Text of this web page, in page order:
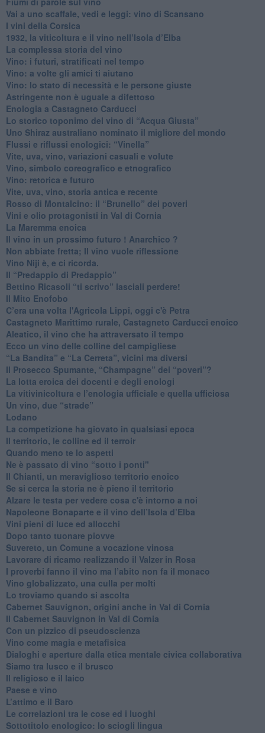
​Vai a uno scaffale, vedi e leggi: vino di Scansano
​I vini della Corsica
​1932, la viticoltura e il vino nell’Isola d’Elba
​La complessa storia del vino
​Vino: i futuri, stratificati nel tempo
Vino: a volte gli amici ti aiutano
Vino: lo stato di necessità e le persone giuste
​Astringente non è uguale a difettoso
Enologia a Castagneto Carducci
Lo storico toponimo del vino di “Acqua Giusta”
Uno Shiraz australiano nominato il migliore del mondo
​Flussi e riflussi enologici: “Vinella”
Vite, uva, vino, variazioni casuali e volute
Vino, simbolo coreografico e etnografico
​Vino: retorica e futuro
​Vite, uva, vino, storia antica e recente
​Rosso di Montalcino: il “Brunello” dei poveri
Vini e olio protagonisti in Val di Cornia
​La Maremma enoica
Il vino in un prossimo futuro ! Anarchico ?
​Non abbiate fretta; Il vino vuole riflessione
​Vino Niji è, e ci ricorda.
Il “Predappio di Predappio”
Bettino Ricasoli “ti scrivo” lasciali perdere!
Il Mito Enofobo
​C’era una volta l'Agricola Lippi, oggi c'è Petra
​Castagneto Marittimo rurale, Castagneto Carducci enoico
Aleatico, il vino che ha attraversato il tempo
Ecco un vino delle colline del campigliese
“La Bandita” e “La Cerreta”, vicini ma diversi
​Il Prosecco Spumante, “Champagne” dei “poveri”?
​La lotta eroica dei docenti e degli enologi
​La vitivinicoltura e l’enologia ufficiale e quella ufficiosa
​Un vino, due “strade”
Lodano
​La competizione ha giovato in qualsiasi epoca
Il territorio, le colline ed il terroir
Quando meno te lo aspetti
​Ne è passato di vino “sotto i ponti"
​Il Chianti, un meraviglioso territorio enoico
​Se si cerca la storia ne è pieno il territorio
Alzare le testa per vedere cosa c'è intorno a noi
​Napoleone Bonaparte e il vino dell’Isola d’Elba
Vini pieni di luce ed allocchi
Dopo tanto tuonare piovve
Suvereto, un Comune a vocazione vinosa
Lavorare di ricamo realizzando il Valzer in Rosa
​I proverbi fanno il vino ma l’abito non fa il monaco
Vino globalizzato, una culla per molti
Lo troviamo quando si ascolta
Cabernet Sauvignon, origini anche in Val di Cornia
Il Cabernet Sauvignon in Val di Cornia
Con un pizzico di pseudoscienza
​Vino come magia e metafisica
Dialoghi e aperture dalla etica mentale civica collaborativa
Siamo tra lusco e il brusco
Il religioso e il laico
​Paese e vino
L’attimo e il Baro
Le correlazioni tra le cose ed i luoghi
​Sottotitolo enologico: lo sciogli lingua